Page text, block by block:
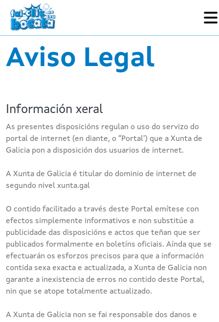
Aviso Legal
Información xeral
As presentes disposicións regulan o uso do servizo do
portal de internet (en diante, o “Portal') que a Xunta de
Galicia pon a disposición dos usuarios de internet.
A Xunta de Galicia é titular do dominio de internet de
segundo nivel xunta.gal
O contido facilitado a través deste Portal emítese con
efectos simplemente informativos e non substitúe a
publicidade das disposicións e actos que teñan que ser
publicados formalmente en boletíns oficiais. Aínda que se
efectuarán os esforzos precisos para que a información
contida sexa exacta e actualizada, a Xunta de Galicia non
garante a inexistencia de erros no contido deste Portal,
nin que se atope totalmente actualizado.
A Xunta de Galicia non se fai responsable dos danos e